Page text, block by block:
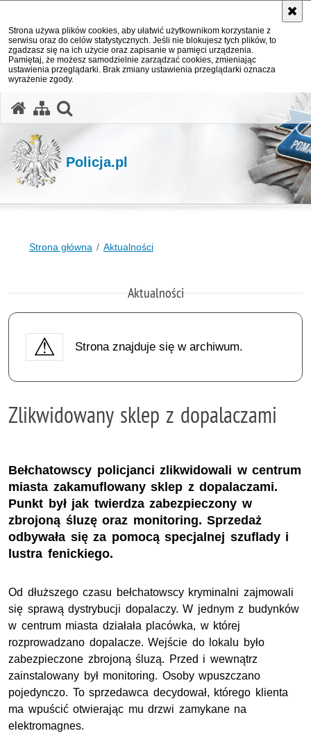
Strona używa plików cookies, aby ułatwić użytkownikom korzystanie z
serwisu oraz do celów statystycznych. Jeśli nie blokujesz tych plików, to
zgadzasz się na ich użycie oraz zapisanie w pamięci urządzenia.
Pamiętaj, że możesz samodzielnie zarządzać cookies, zmieniając
ustawienia przeglądarki. Brak zmiany ustawienia przeglądarki oznacza
wyrażenie zgody.
Policja.pl
Strona główna Aktualności
Aktualności
Strona znajduje się w archiwum.
Zlikwidowany sklep z dopalaczami
Bełchatowscy policjanci zlikwidowali w centrum
miasta zakamuflowany sklep z dopalaczami.
Punkt był jak twierdza zabezpieczony w
zbrojoną śluzę oraz monitoring. Sprzedaż
odbywała się za pomocą specjalnej szuflady i
lustra fenickiego.
Od dłuższego czasu bełchatowscy kryminalni zajmowali
się sprawą dystrybucji dopalaczy. W jednym z budynków
w centrum miasta działała placówka, w której
rozprowadzano dopalacze. Wejście do lokalu było
zabezpieczone zbrojoną śluzą. Przed i wewnątrz
zainstalowany był monitoring. Osoby wpuszczano
pojedynczo. To sprzedawca decydował, którego klienta
ma wpuścić otwierając mu drzwi zamykane na
elektromagnes.